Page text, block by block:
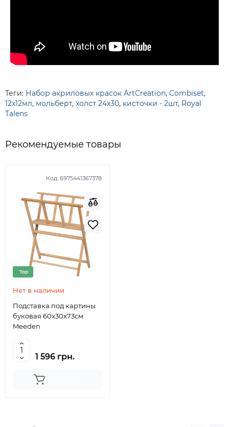
Теги: Набор акриловых красок ArtCreation, Combiset,
12х12мл, мольберт, холст 24х30, кисточки - 2шт, Royal
Talens
Рекомендуемые товары
Код: 6975441367378
Top
Нет в наличии
Подставка под картины
буковая 60х30х73см
Meeden
1 596 грн.